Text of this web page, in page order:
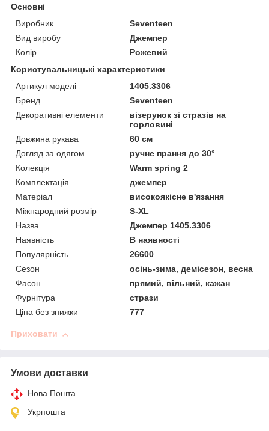
Основні
Виробник
Seventeen
Вид виробу
Джемпер
Колір
Рожевий
Користувальницькі характеристики
Артикул моделі
1405.3306
Бренд
Seventeen
Декоративні елементи
візерунок зі стразів на
горловині
Довжина рукава
60 см
Догляд за одягом
ручне прання до 30°
Колекція
Warm spring 2
Комплектація
джемпер
Матеріал
високоякісне в'язання
Міжнародний розмір
S-XL
Назва
Джемпер 1405.3306
Наявність
В наявності
Популярність
26600
Сезон
осінь-зима, демісезон, весна
Фасон
прямий, вільний, кажан
Фурнітура
стрази
Ціна без знижки
777
Приховати
Умови доставки
Нова Пошта
Укрпошта